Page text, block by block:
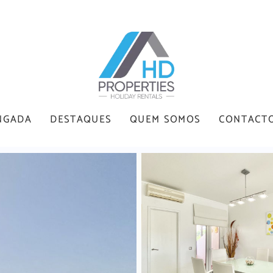
DESTAQUES QUEM SOMOS